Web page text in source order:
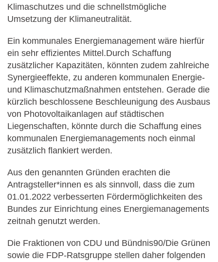
Klimaschutzes und die schnellstmögliche
Umsetzung der Klimaneutralität.
Ein kommunales Energiemanagement wäre hierfür
ein sehr effizientes Mittel.Durch Schaffung
zusätzlicher Kapazitäten, könnten zudem zahlreiche
Synergieeffekte, zu anderen kommunalen Energie-
und Klimaschutzmaßnahmen entstehen. Gerade die
kürzlich beschlossene Beschleunigung des Ausbaus
von Photovoltaikanlagen auf städtischen
Liegenschaften, könnte durch die Schaffung eines
kommunalen Energiemanagements noch einmal
zusätzlich flankiert werden.
Aus den genannten Gründen erachten die
Antragsteller*innen es als sinnvoll, dass die zum
01.01.2022 verbesserten Fördermöglichkeiten des
Bundes zur Einrichtung eines Energiemanagements
zeitnah genutzt werden.
Die Fraktionen von CDU und Bündnis90/Die Grünen
sowie die FDP-Ratsgruppe stellen daher folgenden